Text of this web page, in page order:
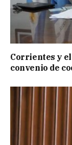
Corrientes y
convenio de